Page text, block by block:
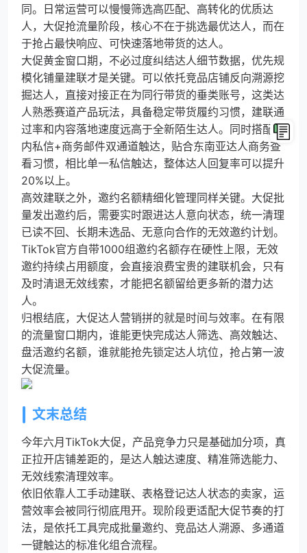
同。日常运营可以慢慢筛选高匹配、高转化的优质达
人，大促抢流量阶段，核心不在于挑选最优达人，而在
于抢占最快响应、可快速落地带货的达人。
大促黄金窗口期，不必过度纠结达人细节数据，优先规
模化铺量建联才是关键。可以依托竞品店铺反向溯源挖
掘达人，直接对接正在为同行带货的垂类账号，这类达
人熟悉赛道产品玩法，具备稳定带货履约习惯，建联通
过率和内容落地速度远高于全新陌生达人。同时搭配站
内私信+商务邮件双通道触达，贴合东南亚达人商务查
看习惯，相比单一私信触达，整体达人回复率可以提升
20%以上。
高效建联之外，邀约名额精细化管理同样关键。大促批
量发出邀约后，需要实时跟进达人意向状态，统一清理
已读不回、长期未选品、无意向合作的无效邀约计划。
TikTok官方自带1000组邀约名额存在硬性上限，无效
邀约持续占用额度，会直接浪费宝贵的建联机会，只有
及时清退无效线索，才能把名额留给更多新的潜力达
人。
归根结底，大促达人营销拼的就是时间与效率。在有限
的流量窗口期内，谁能更快完成达人筛选、高效触达、
盘活邀约名额，谁就能抢先锁定达人坑位，抢占第一波
大促流量。
文末总结
今年六月TikTok大促，产品竞争力只是基础加分项，真
正拉开店铺差距的，是达人触达速度、精准筛选能力、
无效线索清理效率。
依旧依靠人工手动建联、表格登记达人状态的卖家，运
营效率会被同行彻底甩开。现阶段更适配大促节奏的打
法，是依托工具完成批量邀约、竞品达人溯源、多通道
一键触达的标准化组合流程。